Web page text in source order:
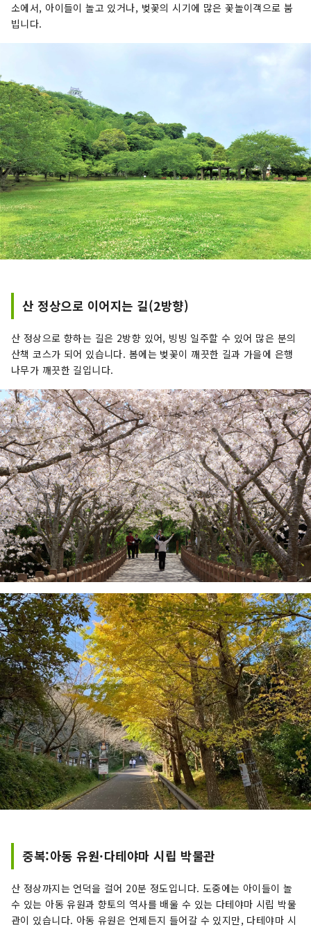
소에서, 아이들이 놀고 있거나, 벚꽃의 시기에 많은 꽃놀이객으로 붐
빕니다.
산 정상으로 이어지는 길(2방향)
산 정상으로 향하는 길은 2방향 있어, 빙빙 일주할 수 있어 많은 분의
산책 코스가 되어 있습니다. 봄에는 벚꽃이 깨끗한 길과 가을에 은행
나무가 깨끗한 길입니다.
중복:아동 유원·다테야마 시립 박물관
산 정상까지는 언덕을 걸어 20분 정도입니다. 도중에는 아이들이 놀
수 있는 아동 유원과 향토의 역사를 배울 수 있는 다테야마 시립 박물
관이 있습니다. 아동 유원은 언제든지 들어갈 수 있지만, 다테야마 시